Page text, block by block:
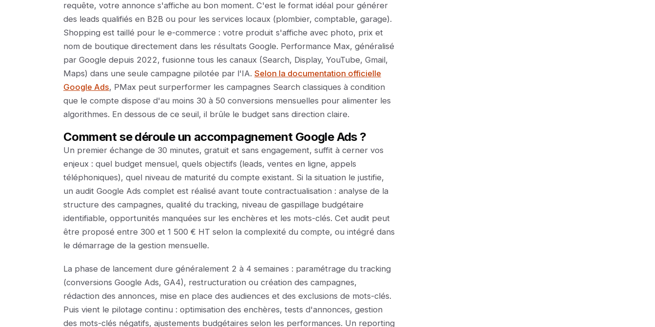
requête, votre annonce s'affiche au bon moment. C'est le format idéal pour générer
des leads qualifiés en B2B ou pour les services locaux (plombier, comptable, garage).
Shopping est taillé pour le e-commerce : votre produit s'affiche avec photo, prix et
nom de boutique directement dans les résultats Google. Performance Max, généralisé
par Google depuis 2022, fusionne tous les canaux (Search, Display, YouTube, Gmail,
Maps) dans une seule campagne pilotée par l'IA. Selon la documentation officielle
Google Ads, PMax peut surperformer les campagnes Search classiques à condition
que le compte dispose d'au moins 30 à 50 conversions mensuelles pour alimenter les
algorithmes. En dessous de ce seuil, il brûle le budget sans direction claire.
Comment se déroule un accompagnement Google Ads ?
Un premier échange de 30 minutes, gratuit et sans engagement, suffit à cerner vos
enjeux : quel budget mensuel, quels objectifs (leads, ventes en ligne, appels
téléphoniques), quel niveau de maturité du compte existant. Si la situation le justifie,
un audit Google Ads complet est réalisé avant toute contractualisation : analyse de la
structure des campagnes, qualité du tracking, niveau de gaspillage budgétaire
identifiable, opportunités manquées sur les enchères et les mots-clés. Cet audit peut
être proposé entre 300 et 1 500 € HT selon la complexité du compte, ou intégré dans
le démarrage de la gestion mensuelle.
La phase de lancement dure généralement 2 à 4 semaines : paramétrage du tracking
(conversions Google Ads, GA4), restructuration ou création des campagnes,
rédaction des annonces, mise en place des audiences et des exclusions de mots-clés.
Puis vient le pilotage continu : optimisation des enchères, tests d'annonces, gestion
des mots-clés négatifs, ajustements budgétaires selon les performances. Un reporting